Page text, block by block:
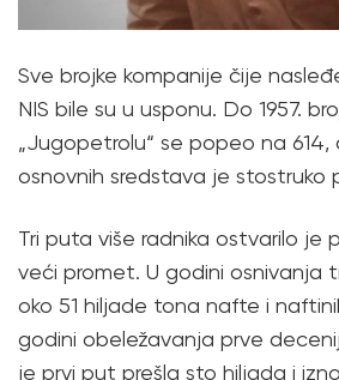
Sve brojke kompanije čije
NIS bile su u usponu. Do 1957.
„Jugopetrolu“ se popeo na 614,
osnovnih sredstava je stostruko
Tri puta više radnika ostvarilo je
veći promet. U godini osnivanja
oko 51 hiljade tona nafte i
godini obeležavanja prve
je prvi put prešla sto hiljada i